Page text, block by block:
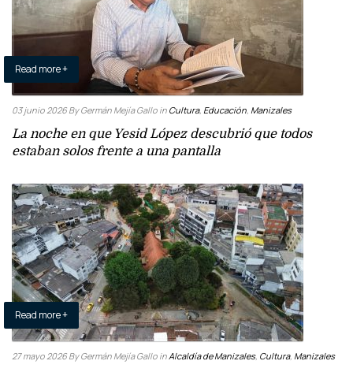
Read more +
03 junio 2026 By Germán Mejía Gallo in Cultura, Educación, Manizales
La noche en que Yesid López descubrió que todos
estaban solos frente a una pantalla
Read more +
27 mayo 2026 By Germán Mejía Gallo inAlcaldía de Manizales, Cultura, Manizales